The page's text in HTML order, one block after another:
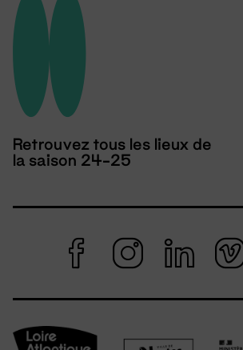
Retrouvez tous les lieux de
la saison 24-25